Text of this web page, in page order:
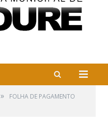
»
FOLHA DE PAGAMENTO